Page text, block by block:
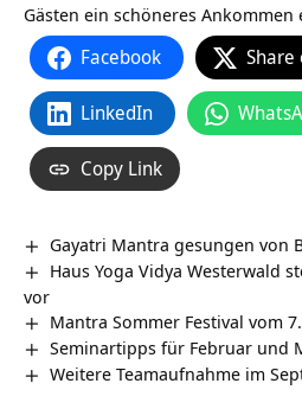
Gästen ein schöneres
Facebook Share
LinkedIn
Copy Link
Gayatri Mantra gesungen von
Haus Yoga Vidya Westerwald
vor
Mantra Sommer Festival vom
Seminartipps für Februar und
Weitere Teamaufnahme im